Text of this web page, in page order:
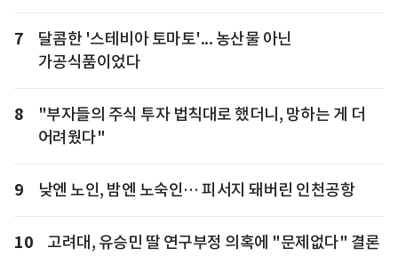
7
달콤한 '스테비아 토마토'... 농산물 아닌
가공식품이었다
8
"부자들의 주식 투자 법칙대로 했더니, 망하는 게 더
어려웠다"
9 낮엔 노인, 밤엔 노숙인… 피서지 돼버린 인천공항
10 고려대, 유승민 딸 연구부정 의혹에 "문제없다" 결론